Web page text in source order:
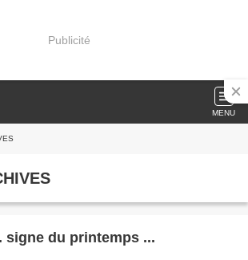
Publicité
MENU
signe du printemps ...